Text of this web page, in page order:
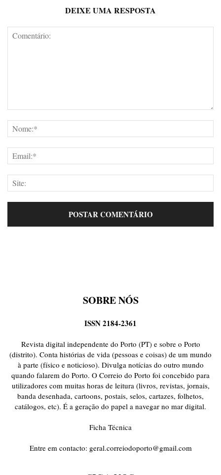
DEIXE UMA RESPOSTA
SOBRE NÓS
ISSN 2184-2361
Revista digital independente do Porto (PT) e sobre o Porto
(distrito). Conta histórias de vida (pessoas e coisas) de um mundo
à parte (físico e noticioso). Divulga notícias do outro mundo
quando falarem do Porto. O Correio do Porto foi concebido para
utilizadores com muitas horas de leitura (livros, revistas, jornais,
banda desenhada, cartoons, postais, selos, cartazes, folhetos,
catálogos, etc). É a geração do papel a navegar no mar digital.
Ficha Técnica
Entre em contacto: geral.correiodoporto@gmail.com